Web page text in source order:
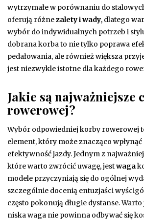
wytrzymałe w porównaniu do
oferują różnezalety i wady, dlatego
wybór do indywidualnych potrzeb i
dobrana korba to nie tylko poprawa
pedałowania, ale również większa
jest niezwykle istotne dla każdego
Jakie są najważniejsze
rowerowej?
Wybór odpowiedniej korby rowerowej
element, który może znacząco
efektywność jazdy. Jednym z
które warto zwrócić uwagę, jestwaga
modele przyczyniają się do ogólnej
szczególnie docenią entuzjaści
często pokonują długie dystanse.
niska waga nie powinna odbywać się